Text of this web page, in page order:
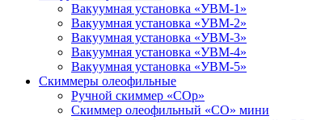
Вакуумная установка «УВМ-1»
Вакуумная установка «УВМ-2»
Вакуумная установка «УВМ-3»
Вакуумная установка «УВМ-4»
Вакуумная установка «УВМ-5»
Скиммеры олеофильные
Ручной скиммер «СОр»
Скиммер олеофильный «СО» мини